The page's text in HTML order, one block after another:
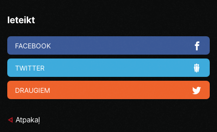
Ieteikt
FACEBOOK
TWITTER
DRAUGIEM
Atpakaļ